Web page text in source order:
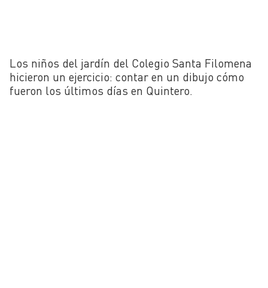
Los niños del jardín del Colegio Santa Filomena
hicieron un ejercicio: contar en un dibujo cómo
fueron los últimos días en Quintero.